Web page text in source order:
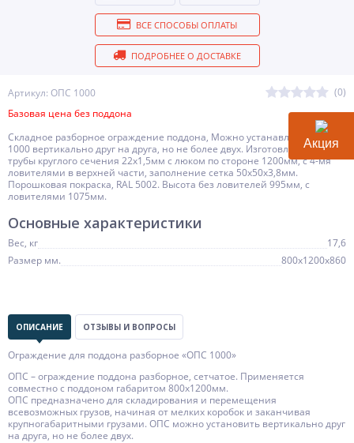
Артикул: ОПС 1000
(0)
Базовая цена без поддона
Складное разборное ограждение поддона, Можно устанавливать ОПС
1000 вертикально друг на друга, но не более двух. Изготовленное из
трубы круглого сечения 22х1,5мм с люком по стороне 1200мм, с 4-мя
ловителями в верхней части, заполнение сетка 50х50х3,8мм.
Порошковая покраска, RAL 5002. Высота без ловителей 995мм, с
ловителями 1075мм.
ВСЕ СПОСОБЫ ОПЛАТЫ
ПОДРОБНЕЕ О ДОСТАВКЕ
Основные характеристики
Вес, кг
17,6
Размер мм.
800х1200х860
ОПИСАНИЕ ОТЗЫВЫ И ВОПРОСЫ
Ограждение для поддона разборное «ОПС 1000»
ОПС – ограждение поддона разборное, сетчатое. Применяется
совместно с поддоном габаритом 800х1200мм.
ОПС предназначено для складирования и перемещения
всевозможных грузов, начиная от мелких коробок и заканчивая
крупногабаритными грузами. ОПС можно установить вертикально друг
на друга, но не более двух.
Акция